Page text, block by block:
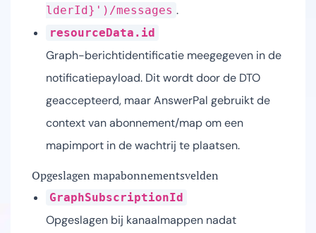
lderId}')/messages .
resourceData.id
Graph-berichtidentificatie meegegeven in de
notificatiepayload. Dit wordt door de DTO
geaccepteerd, maar AnswerPal gebruikt de
context van abonnement/map om een
mapimport in de wachtrij te plaatsen.
Opgeslagen mapabonnementsvelden
GraphSubscriptionId
Opgeslagen bij kanaalmappen nadat